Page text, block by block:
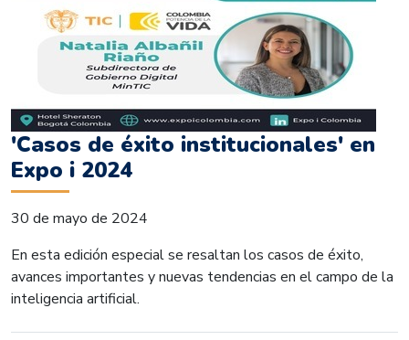
'Casos de éxito institucionales' en
Expo i 2024
30 de mayo de 2024
En esta edición especial se resaltan los casos de éxito,
avances importantes y nuevas tendencias en el campo de la
inteligencia artificial.